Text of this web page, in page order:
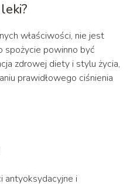
właściwości, nie jest
spożycie powinno być
zdrowej diety i stylu życia,
prawidłowego ciśnienia
antyoksydacyjne i